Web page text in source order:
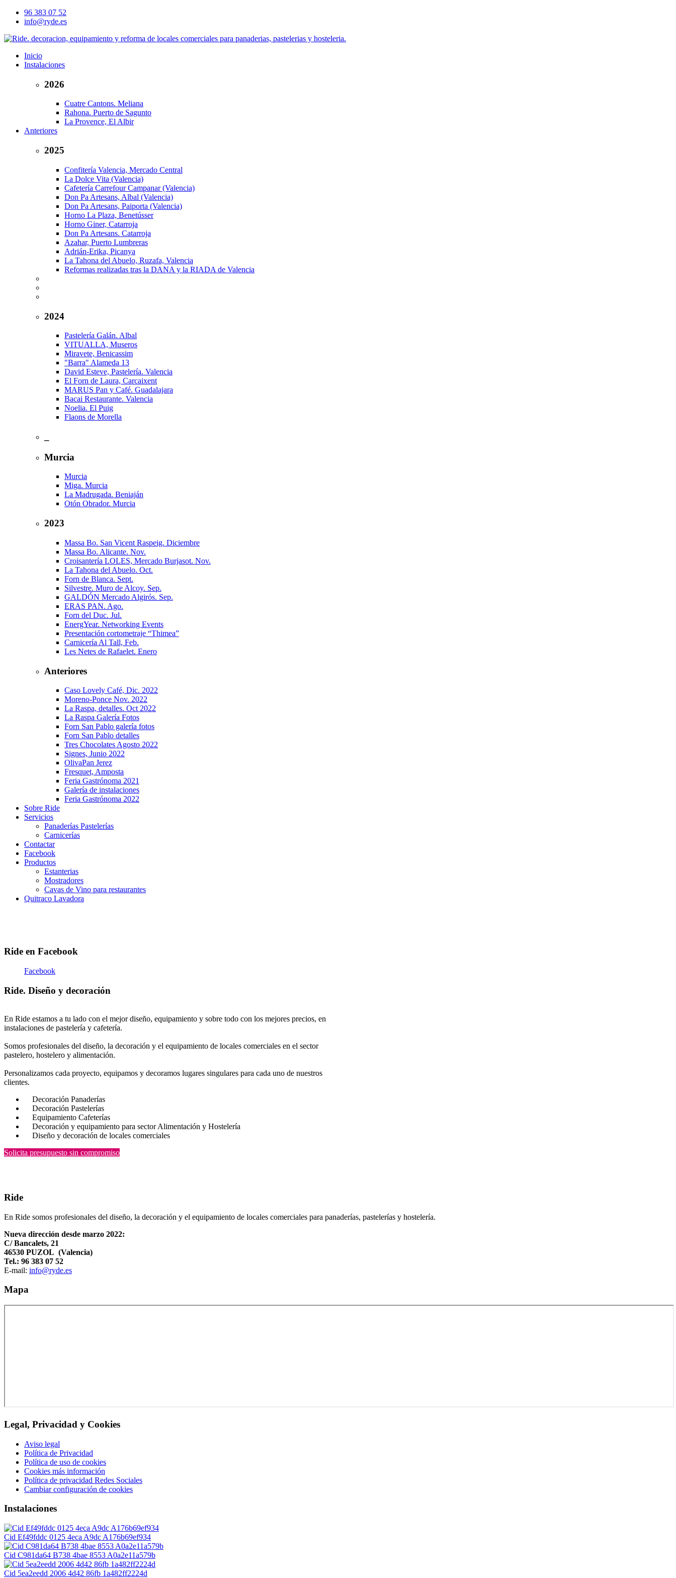
96 383 07 52
info@ryde.es
Inicio
Instalaciones
2026
Cuatre Cantons. Meliana
Rahona. Puerto de Sagunto
La Provence, El Albir
Anteriores
2025
Confitería Valencia, Mercado Central
La Dolce Vita (Valencia)
Cafetería Carrefour Campanar (Valencia)
Don Pa Artesans, Albal (Valencia)
Don Pa Artesans, Paiporta (Valencia)
Horno La Plaza, Benetússer
Horno Giner, Catarroja
Don Pa Artesans. Catarroja
Azahar, Puerto Lumbreras
Adrián-Erika, Picanya
La Tahona del Abuelo, Ruzafa, Valencia
Reformas realizadas tras la DANA y la RIADA de Valencia
2024
Pastelería Galán. Albal
VITUALLA, Museros
Miravete, Benicassim
"Barra" Alameda 13
David Esteve, Pastelería. Valencia
El Forn de Laura, Carcaixent
MARUS Pan y Café. Guadalajara
Bacai Restaurante. Valencia
Noelia. El Puig
Flaons de Morella
Murcia
Murcia
Miga. Murcia
La Madrugada. Beniaján
Otón Obrador. Murcia
2023
Massa Bo. San Vicent Raspeig. Diciembre
Massa Bo. Alicante. Nov.
Croisantería LOLES, Mercado Burjasot. Nov.
La Tahona del Abuelo. Oct.
Forn de Blanca. Sept.
Silvestre. Muro de Alcoy. Sep.
GALDÓN Mercado Algirós. Sep.
ERAS PAN. Ago.
Forn del Duc. Jul.
EnergYear. Networking Events
Presentación cortometraje “Thimea”
Carnicería Al Tall, Feb.
Les Netes de Rafaelet. Enero
Anteriores
Caso Lovely Café, Dic. 2022
Moreno-Ponce Nov. 2022
La Raspa, detalles. Oct 2022
La Raspa Galería Fotos
Forn San Pablo galería fotos
Forn San Pablo detalles
Tres Chocolates Agosto 2022
Signes, Junio 2022
OlivaPan Jerez
Fresquet, Amposta
Feria Gastrónoma 2021
Galería de instalaciones
Feria Gastrónoma 2022
Sobre Ride
Servicios
Panaderías Pastelerías
Carnicerías
Contactar
Facebook
Productos
Estanterias
Mostradores
Cavas de Vino para restaurantes
Quitraco Lavadora
Ride en Facebook
Facebook
Ride. Diseño y decoración
En Ride estamos a tu lado con el mejor diseño, equipamiento y sobre todo con los mejores precios, en
instalaciones de pastelería y cafetería.
Somos profesionales del diseño, la decoración y el equipamiento de locales comerciales en el sector
pastelero, hostelero y alimentación.
Personalizamos cada proyecto, equipamos y decoramos lugares singulares para cada uno de nuestros
clientes.
Decoración Panaderías
Decoración Pastelerías
Equipamiento Cafeterías
Decoración y equipamiento para sector Alimentación y Hostelería
Diseño y decoración de locales comerciales
Solicita presupuesto sin compromiso
Ride
En Ride somos profesionales del diseño, la decoración y el equipamiento de locales comerciales para panaderías, pastelerías y hostelería.
Nueva dirección desde marzo 2022:
C/ Bancalets, 21
46530 PUZOL (Valencia)
Tel.: 96 383 07 52
E-mail: info@ryde.es
Mapa
Legal, Privacidad y Cookies
Aviso legal
Política de Privacidad
Política de uso de cookies
Cookies más información
Política de privacidad Redes Sociales
Cambiar configuración de cookies
Instalaciones
Cid Ef49fddc 0125 4eca A9dc A176b69ef934
Cid C981da64 B738 4bae 8553 A0a2e11a579b
Cid 5ea2eedd 2006 4d42 86fb 1a482ff2224d